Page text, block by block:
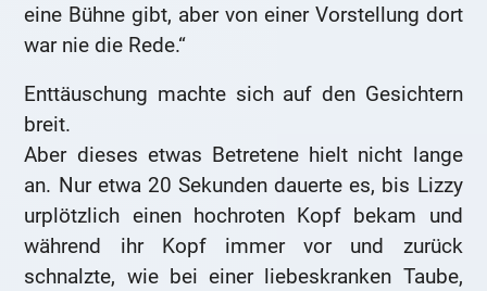
eine Bühne gibt, aber von einer Vorstellung dort
war nie die Rede.“
Enttäuschung machte sich auf den Gesichtern
breit.
Aber dieses etwas Betretene hielt nicht lange
an. Nur etwa 20 Sekunden dauerte es, bis Lizzy
urplötzlich einen hochroten Kopf bekam und
während ihr Kopf immer vor und zurück
schnalzte, wie bei einer liebeskranken Taube,